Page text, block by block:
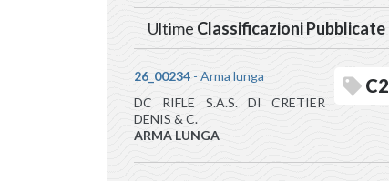
Ultime Classificazioni Pubblicate
26_00234 - Arma lunga
DC RIFLE S.A.S. DI CRETIER
DENIS & C.
ARMA LUNGA
C2